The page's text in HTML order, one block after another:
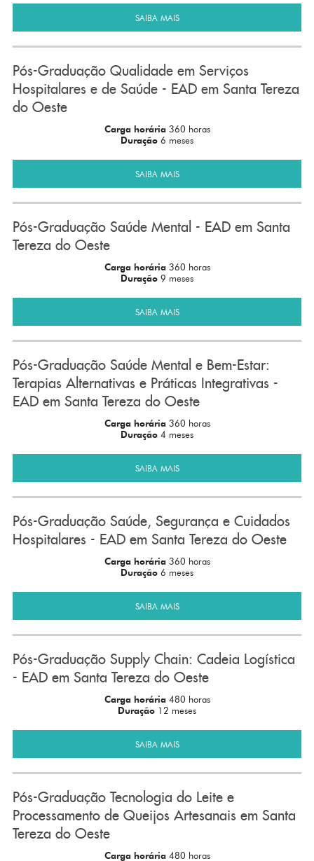
SAIBA MAIS
Pós-Graduação Qualidade em Serviços
Hospitalares e de Saúde - EAD em Santa Tereza
do Oeste
Carga horária 360 horas
Duração 6 meses
SAIBA MAIS
Pós-Graduação Saúde Mental - EAD em Santa
Tereza do Oeste
Carga horária 360 horas
Duração 9 meses
SAIBA MAIS
Pós-Graduação Saúde Mental e Bem-Estar:
Terapias Alternativas e Práticas Integrativas -
EAD em Santa Tereza do Oeste
Carga horária 360 horas
Duração 4 meses
SAIBA MAIS
Pós-Graduação Saúde, Segurança e Cuidados
Hospitalares - EAD em Santa Tereza do Oeste
Carga horária 360 horas
Duração 6 meses
SAIBA MAIS
Pós-Graduação Supply Chain: Cadeia Logística
- EAD em Santa Tereza do Oeste
Carga horária 480 horas
Duração 12 meses
SAIBA MAIS
Pós-Graduação Tecnologia do Leite e
Processamento de Queijos Artesanais em Santa
Tereza do Oeste
Carga horária 480 horas